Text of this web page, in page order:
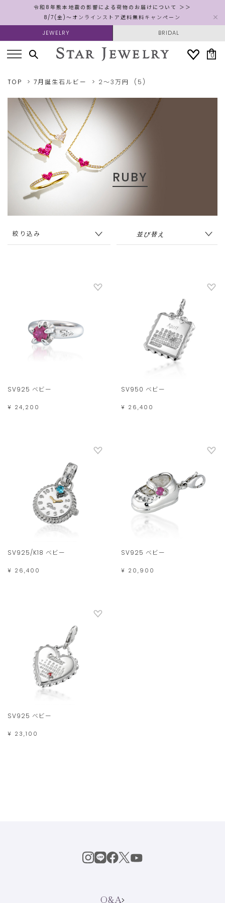
令和8年熊本地震の影響による荷物のお届けについて ＞＞
8/7(金)～オンラインストア送料無料キャンペーン
JEWELRY BRIDAL
0
TOP 7月誕生石ルビー 2～3万円 (5)
RUBY
絞り込み
SV925 ベビー
¥ 24,200
SV950 ベビー
¥ 26,400
SV925/K18 ベビー
¥ 26,400
SV925 ベビー
¥ 20,900
SV925 ベビー
¥ 23,100
Q&A